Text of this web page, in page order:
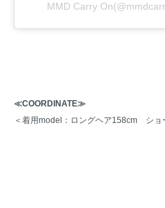
MMD Carry
≪COORDINATE≫
＜着用model：ロングヘア158cm ショ